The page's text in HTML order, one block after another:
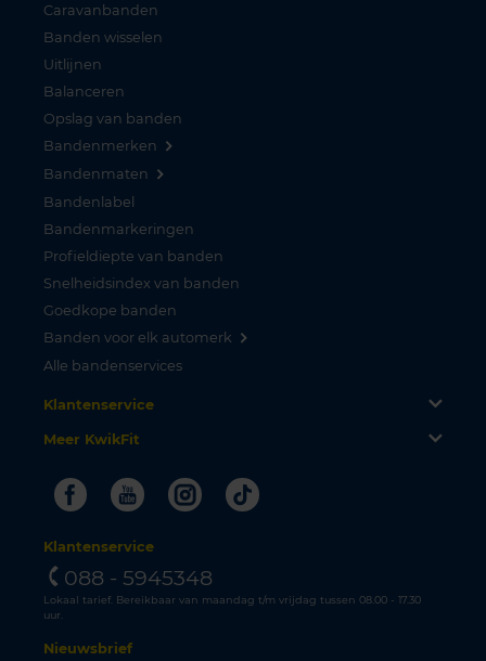
Caravanbanden
Banden wisselen
Uitlijnen
Balanceren
Opslag van banden
Bandenmerken
Bandenmaten
Bandenlabel
Bandenmarkeringen
Profieldiepte van banden
Snelheidsindex van banden
Goedkope banden
Banden voor elk automerk
Alle bandenservices
Klantenservice
Meer KwikFit
FacebookYoutubeInstagram
Tiktok
Klantenservice
088 - 5945348
Lokaal tarief. Bereikbaar van maandag t/m vrijdag tussen 08.00 - 17.30
uur.
Nieuwsbrief